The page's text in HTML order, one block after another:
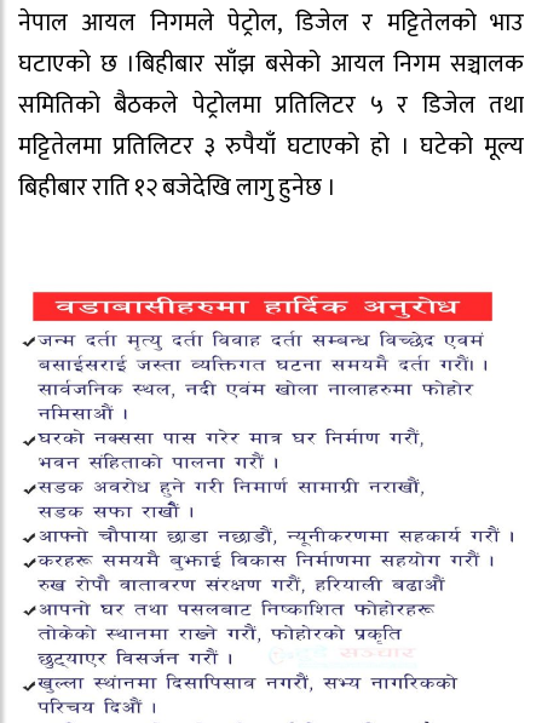
नेपाल आयल निगमले पेट्रोल, डिजेल र मट्टितेलको भाउ
घटाएको छ ।बिहीबार साँझ बसेको आयल निगम सञ्चालक
समितिको बैठकले पेट्रोलमा प्रतिलिटर ५ र डिजेल तथा
मट्टितेलमा प्रतिलिटर ३ रुपैयाँ घटाएको हो । घटेको मूल्य
बिहीबार राति १२ बजेदेखि लागु हुनेछ ।